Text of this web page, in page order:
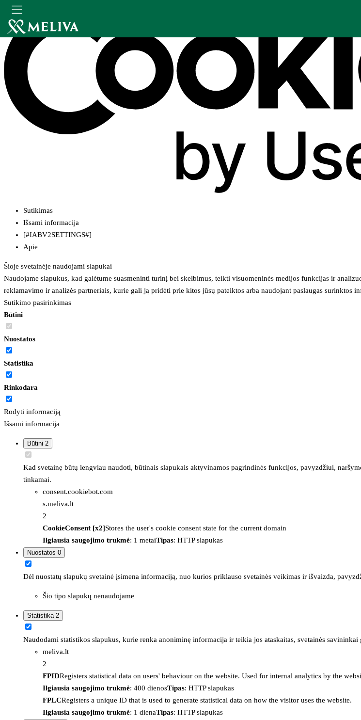
Sutikimas
Išsami informacija
[#IABV2SETTINGS#]
Apie
Šioje svetainėje naudojami slapukai
Naudojame slapukus, kad galėtume suasmeninti turinį bei skelbimus, teikti visuomeninės medijos funkcijas ir
reklamavimo ir analizės partneriais, kurie gali ją pridėti prie kitos jūsų pateiktos arba naudojant paslaugas surinktos
Sutikimo pasirinkimas
Būtini
Nuostatos
Statistika
Rinkodara
Rodyti informaciją
Išsami informacija
Būtini 2
Kad svetainę būtų lengviau naudoti, būtinais slapukais aktyvinamos pagrindinės funkcijos, pavyzdžiui,
tinkamai.
consent.cookiebot.com
s.meliva.lt
2
CookieConsent [x2]Stores the user's cookie consent state for the current domain
Ilgiausia saugojimo trukmė: 1 metaiTipas: HTTP slapukas
Nuostatos 0
Dėl nuostatų slapukų svetainė įsimena informaciją, nuo kurios priklauso svetainės veikimas ir išvaizda,
Šio tipo slapukų nenaudojame
Statistika 2
Naudodami statistikos slapukus, kurie renka anoniminę informacija ir teikia jos ataskaitas, svetainės
meliva.lt
2
FPIDRegisters statistical data on users' behaviour on the website. Used for internal analytics by the
Ilgiausia saugojimo trukmė: 400 dienosTipas: HTTP slapukas
FPLCRegisters a unique ID that is used to generate statistical data on how the visitor uses the website.
Ilgiausia saugojimo trukmė: 1 dienaTipas: HTTP slapukas